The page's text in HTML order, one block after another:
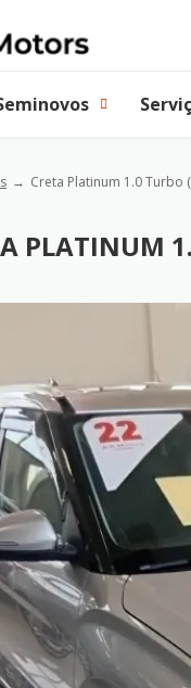
Creta Platinum 1.0 Turbo
PLATINUM